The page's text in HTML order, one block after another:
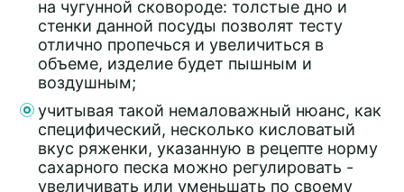
на чугунной сковороде: толстые дно и
стенки данной посуды позволят тесту
отлично пропечься и увеличиться в
объеме, изделие будет пышным и
воздушным;
учитывая такой немаловажный нюанс, как
специфический, несколько кисловатый
вкус ряженки, указанную в рецепте норму
сахарного песка можно регулировать -
увеличивать или уменьшать по своему